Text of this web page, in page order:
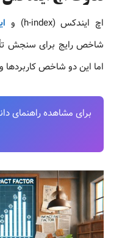
اچ ایندکس (h-index) و
شاخص رایج برای سنجش
اما این دو شاخص کاربردها
برای مشاهده راهنمای